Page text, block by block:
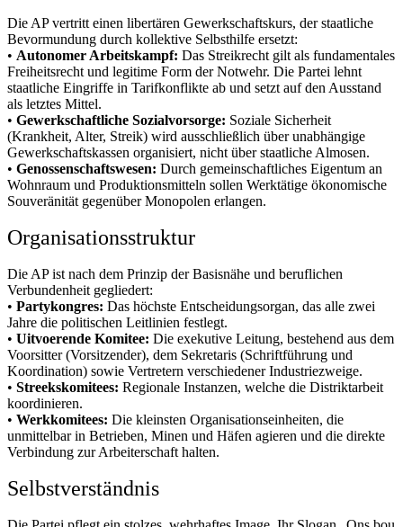
Die AP vertritt einen libertären Gewerkschaftskurs, der staatliche
Bevormundung durch kollektive Selbsthilfe ersetzt:
• Autonomer Arbeitskampf: Das Streikrecht gilt als fundamentales
Freiheitsrecht und legitime Form der Notwehr. Die Partei lehnt
staatliche Eingriffe in Tarifkonflikte ab und setzt auf den Ausstand
als letztes Mittel.
• Gewerkschaftliche Sozialvorsorge: Soziale Sicherheit
(Krankheit, Alter, Streik) wird ausschließlich über unabhängige
Gewerkschaftskassen organisiert, nicht über staatliche Almosen.
• Genossenschaftswesen: Durch gemeinschaftliches Eigentum an
Wohnraum und Produktionsmitteln sollen Werktätige ökonomische
Souveränität gegenüber Monopolen erlangen.
Organisationsstruktur
Die AP ist nach dem Prinzip der Basisnähe und beruflichen
Verbundenheit gegliedert:
• Partykongres: Das höchste Entscheidungsorgan, das alle zwei
Jahre die politischen Leitlinien festlegt.
• Uitvoerende Komitee: Die exekutive Leitung, bestehend aus dem
Voorsitter (Vorsitzender), dem Sekretaris (Schriftführung und
Koordination) sowie Vertretern verschiedener Industriezweige.
• Streekskomitees: Regionale Instanzen, welche die Distriktarbeit
koordinieren.
• Werkkomitees: Die kleinsten Organisationseinheiten, die
unmittelbar in Betrieben, Minen und Häfen agieren und die direkte
Verbindung zur Arbeiterschaft halten.
Selbstverständnis